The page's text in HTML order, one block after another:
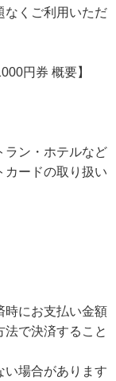
なくご利用いただ
円券 概要】
ラン・ホテルなど
カードの取り扱い
時にお支払い金額
で決済すること
い場合があります